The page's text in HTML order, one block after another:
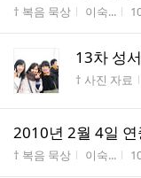
게시판명
† 복음 묵상 작성자
이숙...
13차 성
게시판명
† 사진 자료
2010년 2월 4일
게시판명
† 복음 묵상 작성자
이숙...